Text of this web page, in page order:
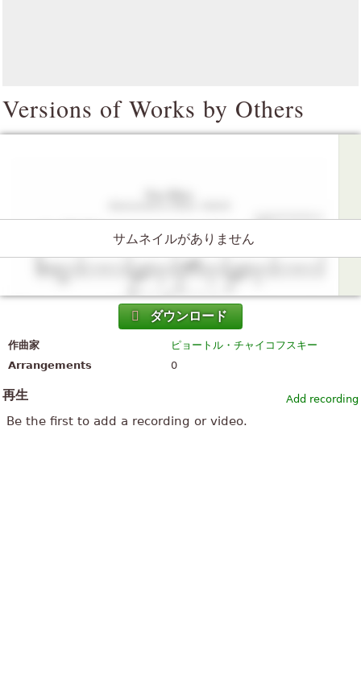
Versions of Works by Others
サムネイルがありません
ダウンロード
作曲家
ピョートル・チャイコフスキー
Arrangements
0
Add recording
再生
Be the first to add a recording or video.